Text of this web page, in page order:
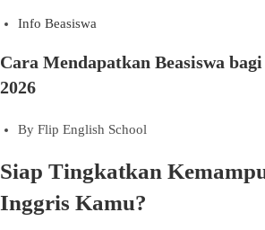
Info Beasiswa
Cara Mendapatkan Beasiswa
2026
By Flip English School
Siap Tingkatkan
Inggris Kamu?